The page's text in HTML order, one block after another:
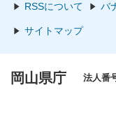
RSSについて バ
サイトマップ
岡山県庁 法人番